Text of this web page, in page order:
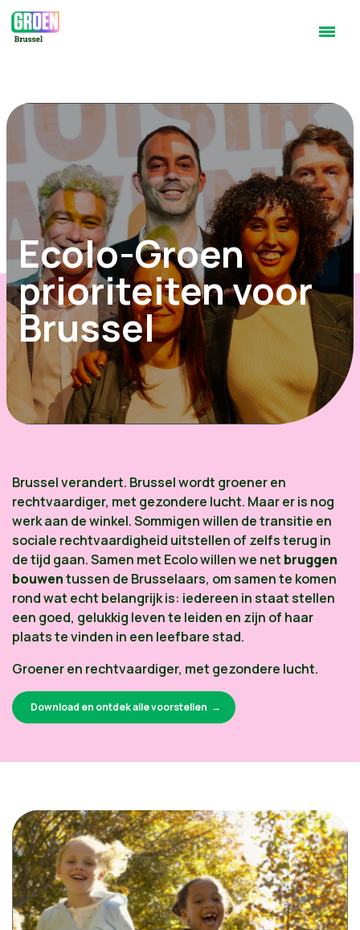
Ecolo-Groen
prioriteiten voor
Brussel
Brussel verandert. Brussel wordt groener en
rechtvaardiger, met gezondere lucht. Maar er is nog
werk aan de winkel. Sommigen willen de transitie en
sociale rechtvaardigheid uitstellen of zelfs terug in
de tijd gaan. Samen met Ecolo willen we net bruggen
bouwentussen de Brusselaars, om samen te komen
rond wat echt belangrijk is: iedereen in staat stellen
een goed, gelukkig leven te leiden en zijn of haar
plaats te vinden in een leefbare stad.
Groener en rechtvaardiger, met gezondere lucht.
Download en ontdek alle voorstellen